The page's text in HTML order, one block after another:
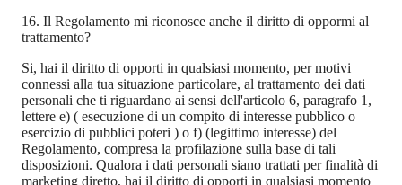
16. Il Regolamento mi riconosce anche il diritto di oppormi al
trattamento?
Si, hai il diritto di opporti in qualsiasi momento, per motivi
connessi alla tua situazione particolare, al trattamento dei dati
personali che ti riguardano ai sensi dell'articolo 6, paragrafo 1,
lettere e) ( esecuzione di un compito di interesse pubblico o
esercizio di pubblici poteri ) o f) (legittimo interesse) del
Regolamento, compresa la profilazione sulla base di tali
disposizioni. Qualora i dati personali siano trattati per finalità di
marketing diretto, hai il diritto di opporti in qualsiasi momento